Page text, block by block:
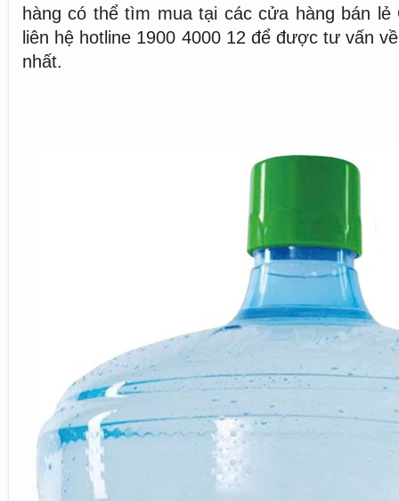
hàng có thể tìm mua tại các cửa hàng bán lẻ
liên hệ hotline 1900 4000 12 để được tư vấn
nhất.